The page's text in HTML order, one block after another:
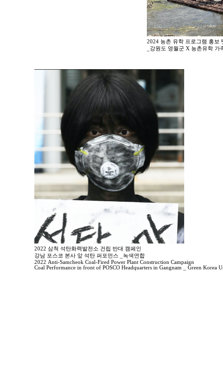
2024 농촌 유학 프로그램 홍보
_강원도 영월군 X 농촌유학 가
2022 삼척 석탄화력발전소 건립 반대 캠페인
강남 포스코 본사 앞 석탄 퍼포먼스 _녹색연합
2022 Anti-Samcheok Coal-Fired Power Plant Construction Campaign
Coal Performance in front of POSCO Headquarters in Gangnam _ Green Korea